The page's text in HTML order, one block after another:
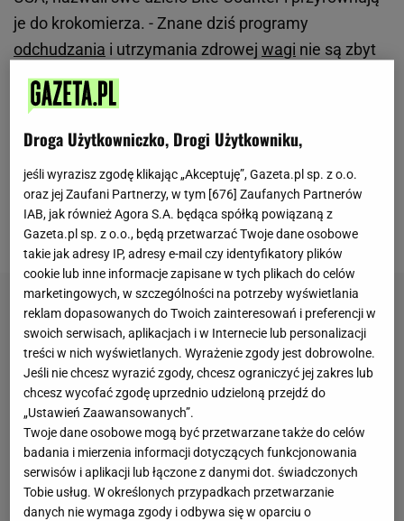
je do krokomierza. - Znane dziś programy
odchudzania i utrzymania zdrowej wagi nie są zbyt
skuteczne. Badania wykazały, że ludzie mają
skłonność do niedoceniania ilości zjadanych
samoobserwacji i składaniu raportów. Zebrane
przez nas wstępne dane sugerują, że liczenie kęsów
i łyków można wykorzystać do przybliżonej oceny
kaloryczności posiłków - tłumaczy Erika Muth.
Droga Użytkowniczko, Drogi Użytkowniku,
jeśli wyrazisz zgodę klikając „Akceptuję”, Gazeta.pl sp. z o.o.
oraz jej Zaufani Partnerzy, w tym [676] Zaufanych Partnerów
IAB, jak również Agora S.A. będąca spółką powiązaną z
Gazeta.pl sp. z o.o., będą przetwarzać Twoje dane osobowe
takie jak adresy IP, adresy e-mail czy identyfikatory plików
cookie lub inne informacje zapisane w tych plikach do celów
marketingowych, w szczególności na potrzeby wyświetlania
reklam dopasowanych do Twoich zainteresowań i preferencji w
swoich serwisach, aplikacjach i w Internecie lub personalizacji
treści w nich wyświetlanych. Wyrażenie zgody jest dobrowolne.
Jeśli nie chcesz wyrazić zgody, chcesz ograniczyć jej zakres lub
chcesz wycofać zgodę uprzednio udzieloną przejdź do
„Ustawień Zaawansowanych”.
Twoje dane osobowe mogą być przetwarzane także do celów
badania i mierzenia informacji dotyczących funkcjonowania
serwisów i aplikacji lub łączone z danymi dot. świadczonych
Tobie usług. W określonych przypadkach przetwarzanie
danych nie wymaga zgody i odbywa się w oparciu o